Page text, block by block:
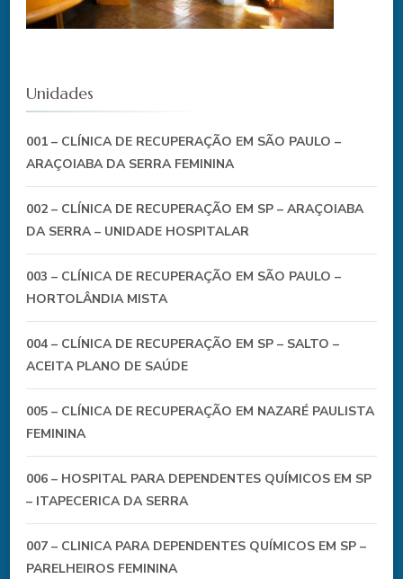
Unidades
001 – CLÍNICA DE RECUPERAÇÃO EM SÃO PAULO –
ARAÇOIABA DA SERRA FEMININA
002 – CLÍNICA DE RECUPERAÇÃO EM SP – ARAÇOIABA
DA SERRA – UNIDADE HOSPITALAR
003 – CLÍNICA DE RECUPERAÇÃO EM SÃO PAULO –
HORTOLÂNDIA MISTA
004 – CLÍNICA DE RECUPERAÇÃO EM SP – SALTO –
ACEITA PLANO DE SAÚDE
005 – CLÍNICA DE RECUPERAÇÃO EM NAZARÉ PAULISTA
FEMININA
006 – HOSPITAL PARA DEPENDENTES QUÍMICOS EM SP
– ITAPECERICA DA SERRA
007 – CLINICA PARA DEPENDENTES QUÍMICOS EM SP –
PARELHEIROS FEMININA